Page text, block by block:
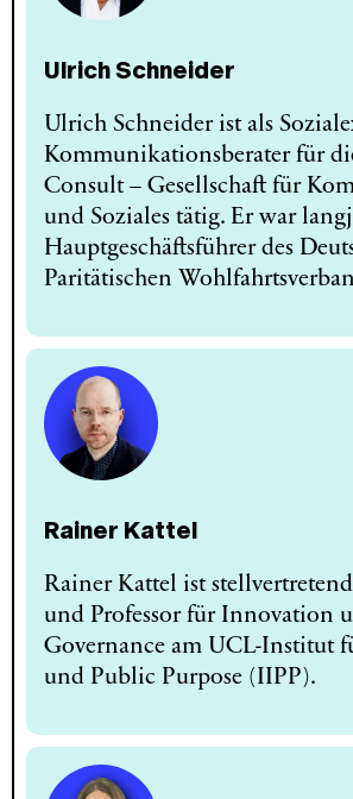
Ulrich Schneider
Ulrich Schneider ist als
Kommunikationsberater für
Consult – Gesellschaft für
und Soziales tätig. Er war
Hauptgeschäftsführer des
Paritätischen
Rainer Kattel
Rainer Kattel ist
und Professor für Innovation
Governance am UCL-Institut
und Public Purpose (IIPP).